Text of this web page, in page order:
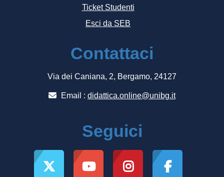
Ticket Studenti
Esci da SEB
Contattaci
Via dei Caniana, 2, Bergamo, 24127
Email : didattica.online@unibg.it
Seguici